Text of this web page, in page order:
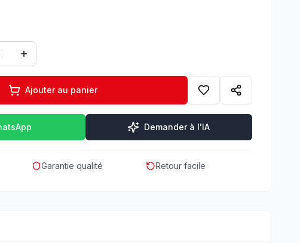
Ajouter au panier
Demander à l'IA
Garantie qualité Retour facile